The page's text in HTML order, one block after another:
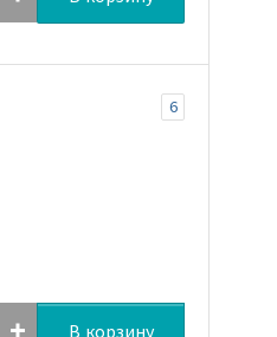
6
В корзину